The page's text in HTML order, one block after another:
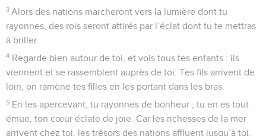
3 Alors des nations marcheront vers la lumière dont tu
rayonnes, des rois seront attirés par l’éclat dont tu te mettras
à briller.
4 Regarde bien autour de toi, et vois tous tes enfants : ils
viennent et se rassemblent auprès de toi. Tes fils arrivent de
loin, on ramène tes filles en les portant dans les bras.
5 En les apercevant, tu rayonnes de bonheur ; tu en es tout
émue, ton cœur éclate de joie. Car les richesses de la mer
arrivent chez toi, les trésors des nations affluent jusqu’à toi.